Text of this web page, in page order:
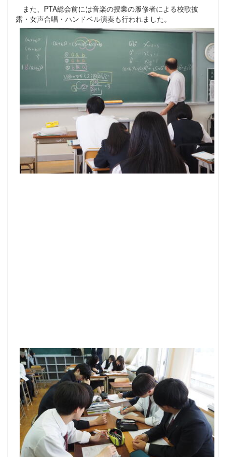
また、PTA総会前には音楽の授業の履修者による校歌披
露・女声合唱・ハン ドベル演奏も行われました。